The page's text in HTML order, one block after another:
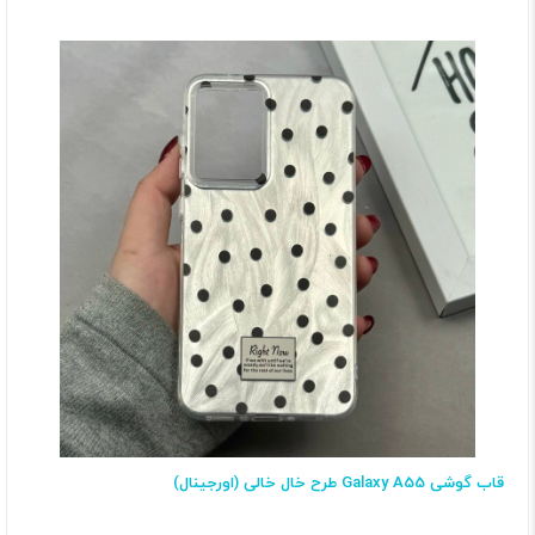
قاب گوشی Galaxy A55 طرح خال خالی (اورجینال)